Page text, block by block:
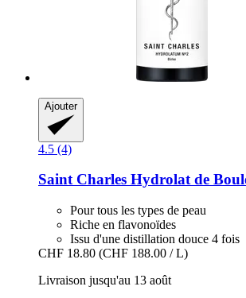
Ajouter
4.5 (4)
Saint Charles Hydrolat de
Pour tous les types de peau
Riche en flavonoïdes
Issu d'une distillation douce 4 fois
CHF 18.80 (CHF 188.00 / L)
Livraison jusqu'au 13 août